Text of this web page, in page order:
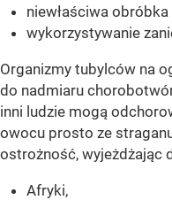
niewłaściwa
wykorzystywanie
Organizmy tubylców na
do nadmiaru
inni ludzie mogą
owocu prosto ze
ostrożność, wyjeżdżając
Afryki,